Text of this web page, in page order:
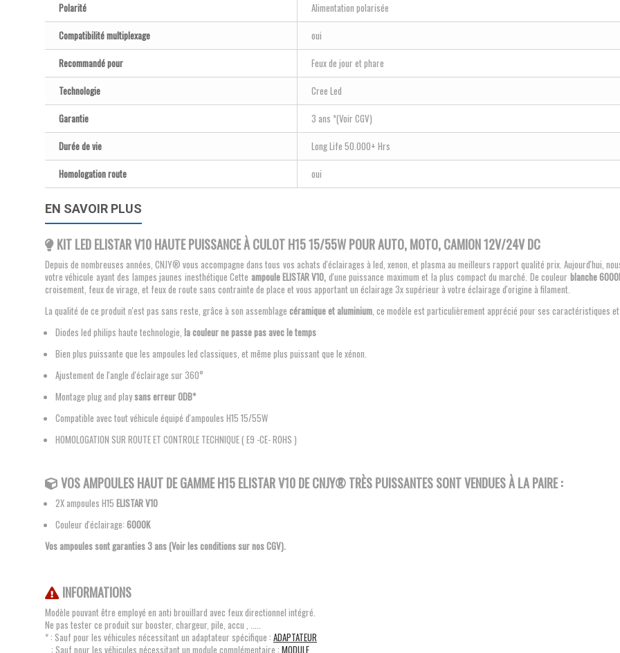
Polarité
Alimentation polarisée
Compatibilité multiplexage
oui
Recommandé pour
Feux de jour et phare
Technologie
Cree Led
Garantie
3 ans *(Voir CGV)
Durée de vie
Long Life 50.000+ Hrs
Homologation route
oui
EN SAVOIR PLUS
KIT LED ELISTAR V10 HAUTE PUISSANCE À CULOT H15 15/55W POUR AUTO, MOTO, CAMION 12V/24V DC
Depuis de nombreuses années, CNJY® vous accompagne dans tous vos achats d'éclairages à led, xenon, et plasma au meilleurs rapport qualité prix. Aujourd'hui,
votre véhicule ayant des lampes jaunes inesthétique Cette ampoule ELISTAR V10, d'une puissance maximum et la plus compact du marché. De couleur blanche
croisement, feux de virage, et feux de route sans contrainte de place et vous apportant un éclairage 3x supérieur à votre éclairage d'origine à filament.
La qualité de ce produit n'est pas sans reste, grâce à son assemblage céramique et aluminium, ce modèle est particulièrement apprécié pour ses caractéristiques
Diodes led philips haute technologie, la couleur ne passe pas avec le temps
Bien plus puissante que les ampoules led classiques, et même plus puissant que le xénon.
Ajustement de l'angle d'éclairage sur 360°
Montage plug and playsans erreur ODB*
Compatible avec tout véhicule équipé d'ampoules H15 15/55W
HOMOLOGATION SUR ROUTE ET CONTROLE TECHNIQUE ( E9 -CE- ROHS )
VOS AMPOULESHAUT DE GAMME H15 ELISTAR V10 DE CNJY®TRÈS PUISSANTES SONT VENDUES À LA PAIRE :
2X ampoules H15 ELISTAR V10
Couleur d'éclairage: 6000K
Vos ampoules sont garanties 3 ans (Voir les conditions sur nos CGV).
INFORMATIONS
Modèle pouvant être employé en anti brouillard avec feux directionnel intégré.
Ne pas tester ce produit sur booster, chargeur, pile, accu , .....
* : Sauf pour les véhicules nécessitant un adaptateur spécifique : ADAPTATEUR
: Sauf pour les véhicules nécessitant un module complémentaire : MODULE